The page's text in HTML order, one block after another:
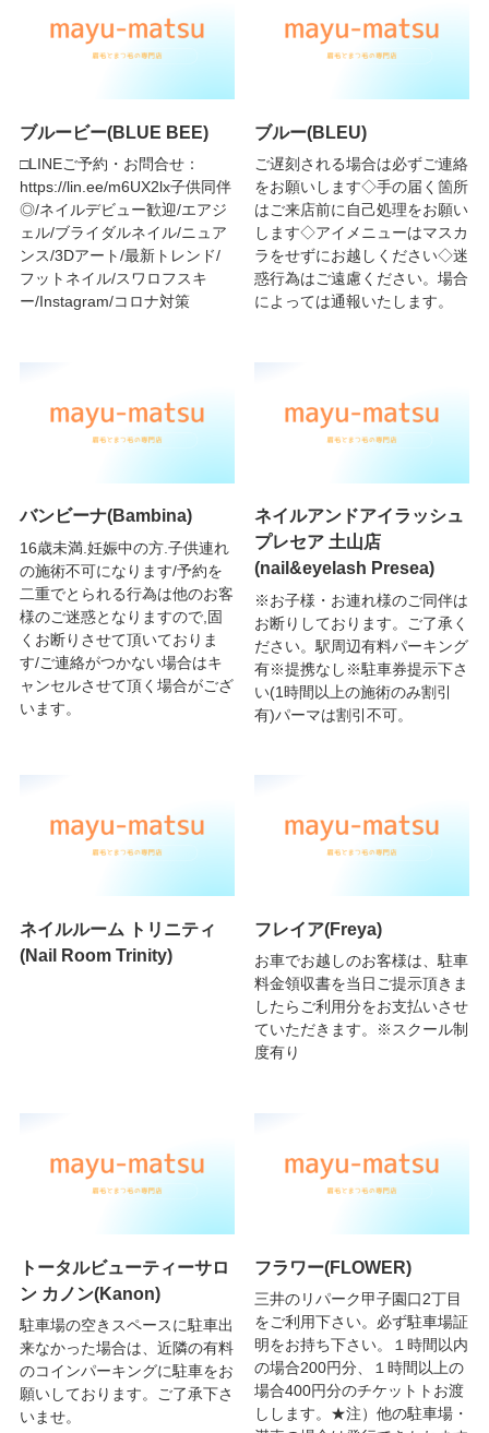
ブルービー(BLUE BEE)
□LINEご予約・お問合せ：
https://lin.ee/m6UX2lx子供同伴
◎/ネイルデビュー歓迎/エアジ
ェル/ブライダルネイル/ニュア
ンス/3Dアート/最新トレンド/
フットネイル/スワロフスキ
ー/Instagram/コロナ対策
ブルー(BLEU)
ご遅刻される場合は必ずご連絡
をお願いします◇手の届く箇所
はご来店前に自己処理をお願い
します◇アイメニューはマスカ
ラをせずにお越しください◇迷
惑行為はご遠慮ください。場合
によっては通報いたします。
バンビーナ(Bambina)
16歳未満.妊娠中の方.子供連れ
の施術不可になります/予約を
二重でとられる行為は他のお客
様のご迷惑となりますので,固
くお断りさせて頂いておりま
す/ご連絡がつかない場合はキ
ャンセルさせて頂く場合がござ
います。
ネイルアンドアイラッシュ
プレセア 土山店
(nail&eyelash Presea)
※お子様・お連れ様のご同伴は
お断りしております。ご了承く
ださい。駅周辺有料パーキング
有※提携なし※駐車券提示下さ
い(1時間以上の施術のみ割引
有)パーマは割引不可。
ネイルルーム トリニティ
(Nail Room Trinity)
フレイア(Freya)
お車でお越しのお客様は、駐車
料金領収書を当日ご提示頂きま
したらご利用分をお支払いさせ
ていただきます。※スクール制
度有り
トータルビューティーサロ
ン カノン(Kanon)
駐車場の空きスペースに駐車出
来なかった場合は、近隣の有料
のコインパーキングに駐車をお
願いしております。ご了承下さ
いませ。
フラワー(FLOWER)
三井のリパーク甲子園口2丁目
をご利用下さい。必ず駐車場証
明をお持ち下さい。１時間以内
の場合200円分、１時間以上の
場合400円分のチケットトお渡
しします。★注）他の駐車場・